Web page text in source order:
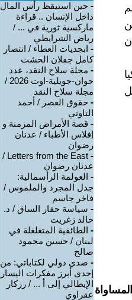
- حين استيقظ رأس المال
داخل الإنسان .. قراءة
ماركسية ثورية في ... /
رياض الشرايطي
- ابجديات العطاء / انتصار
كامل جفلان الخشت
- مجلة سلاح النقد، عدد
جوان-جويلية-اوت 2026 /
مجلة سلاح النقد
- حقوق العصر / أحمد
التاوتي
- قصة الأمراض المزمنة و
إفلاس الأطباء / عدنان
رضوان
-
Letters from the East /
عدنان رضوان
- العولمة الرأسمالية:
جدل المجرد والملموس /
فاخر جاسم
- سياسة حفار الساق / د.
خالد زغريت
- الطائفية المتغلغلة في
لبنان / حسين محمود
صالح
- صدى دولي لكتاباتي: من
إحدى أبرز مفكرات اليسار
الإيطالي إلى أ ... / رزكار
عقراوي